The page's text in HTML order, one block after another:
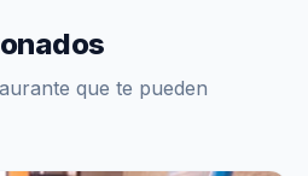
que te pueden